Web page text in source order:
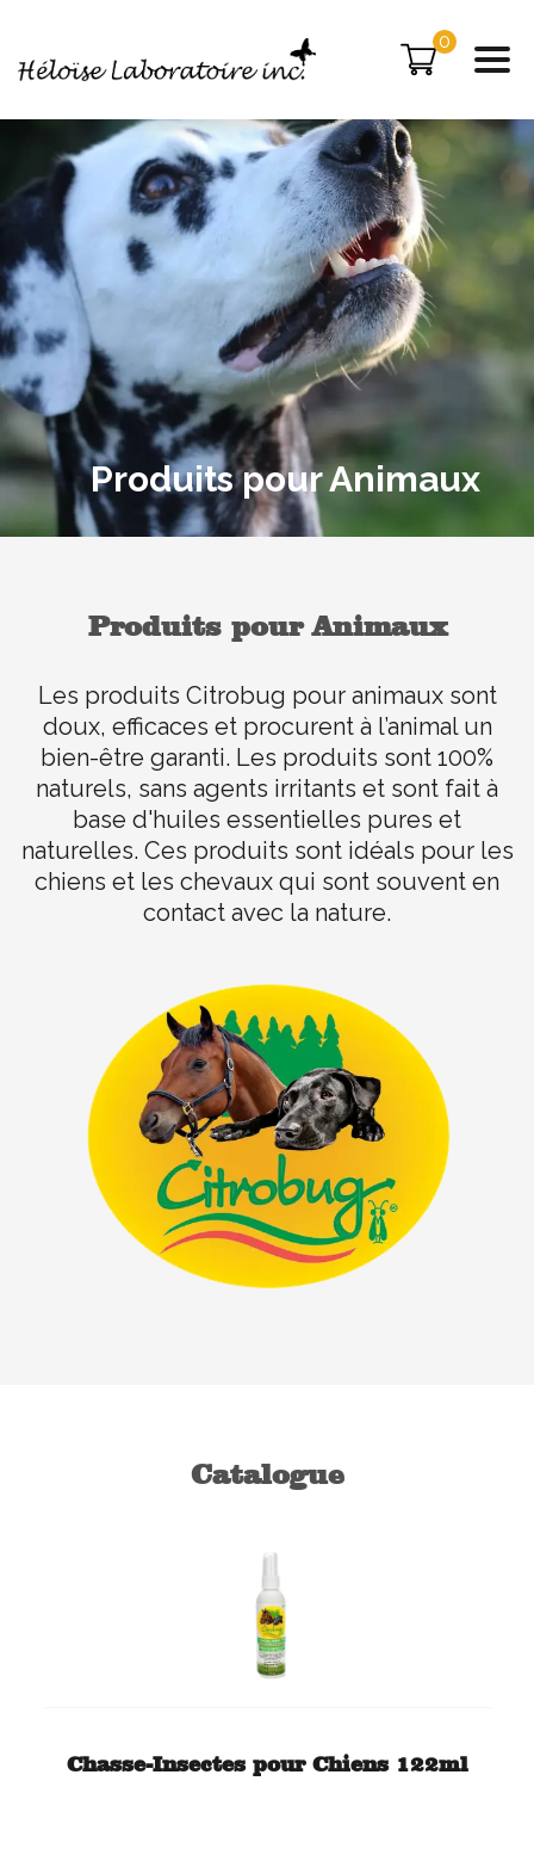
0
Produits pour Animaux
Produits pour Animaux
Les produits Citrobug pour animaux sont
doux, efficaces et procurent à l’animal un
bien-être garanti. Les produits sont 100%
naturels, sans agents irritants et sont fait à
base d'huiles essentielles pures et
naturelles. Ces produits sont idéals pour les
chiens et les chevaux qui sont souvent en
contact avec la nature.
Catalogue
Chasse-Insectes pour Chiens 122ml